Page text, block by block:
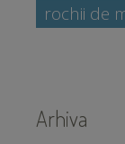
rochii de
Arhiva